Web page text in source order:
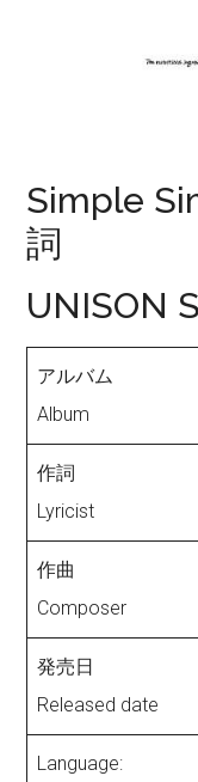
Simple
詞
UNISON
アルバム
Album
作詞
Lyricist
作曲
Composer
発売日
Released date
Language: